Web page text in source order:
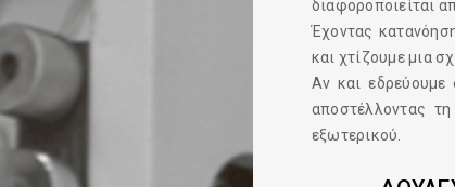
διαφοροποιείται
Έχοντας
και χτίζουμε μια
Αν και
αποστέλλοντας
εξωτερικού.